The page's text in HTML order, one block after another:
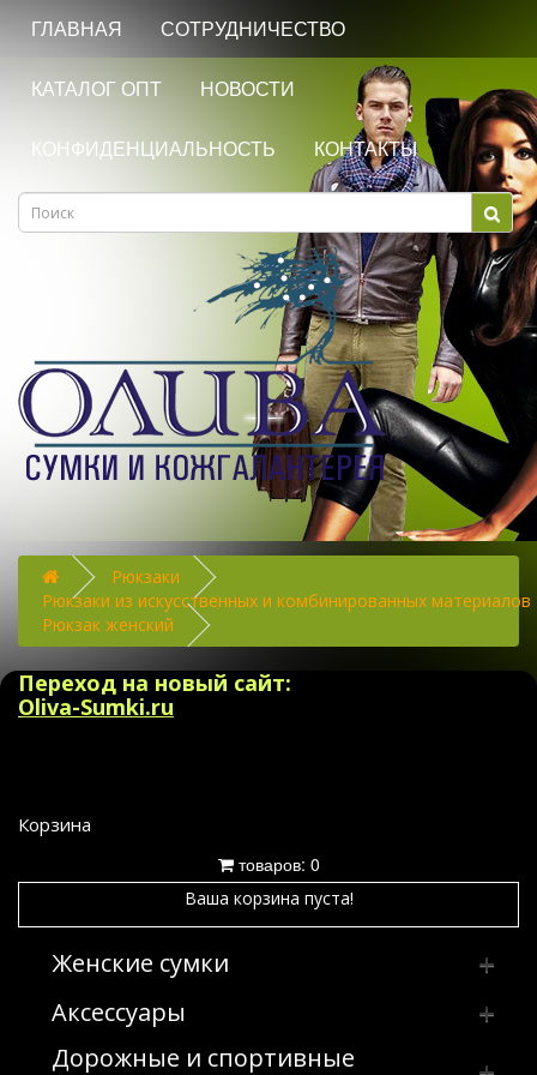
ГЛАВНАЯ СОТРУДНИЧЕСТВО
КАТАЛОГ ОПТ НОВОСТИ
КОНФИДЕНЦИАЛЬНОСТЬ КОНТАКТЫ
Рюкзаки
Рюкзаки из искусственных и комбинированных материалов
Рюкзак женский
Переход на новый сайт:
Oliva-Sumki.ru
Корзина
товаров: 0
Ваша корзина пуста!
Женские сумки
Клатчи
Клатчи из искусственных и
Сумка женская производство Россия
Аксессуары
Брелки
Дорожные и спортивные